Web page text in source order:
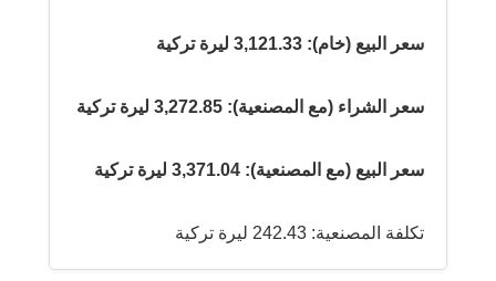
سعر البيع (خام): 3,121.33 ليرة تركية
سعر الشراء (مع المصنعية): 3,272.85 ليرة تركية
سعر البيع (مع المصنعية): 3,371.04 ليرة تركية
تكلفة المصنعية: 242.43 ليرة تركية